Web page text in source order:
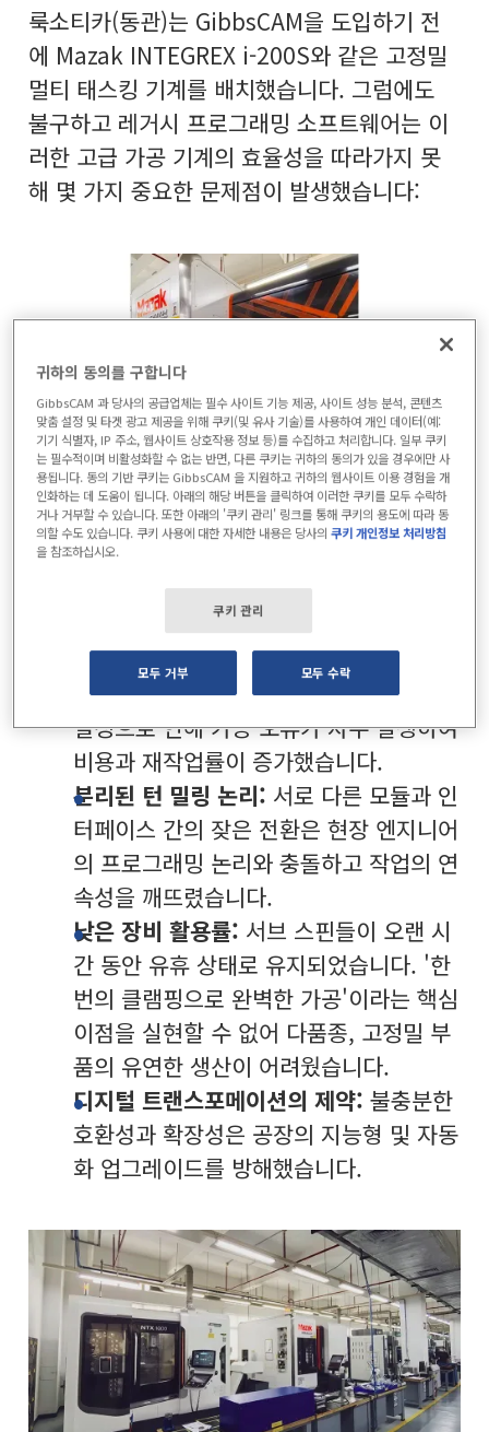
룩소티카(동관)는 GibbsCAM을 도입하기 전
에 Mazak INTEGREX i-200S와 같은 고정밀
멀티 태스킹 기계를 배치했습니다. 그럼에도
불구하고 레거시 프로그래밍 소프트웨어는 이
러한 고급 가공 기계의 효율성을 따라가지 못
해 몇 가지 중요한 문제점이 발생했습니다:
Luxottica에 새로 설치된 Mazak 5축 MTM 기계
복잡한 프로그램 복잡성:중첩된 대화 상
자가 과도하게 많아 파라미터 설정이 복잡
하고 학습 곡선이 길며 디버깅에 많은 시
간이 소요되었습니다. 누락되거나 잘못된
설정으로 인해 가공 오류가 자주 발생하여
비용과 재작업률이 증가했습니다.
분리된 턴 밀링 논리: 서로 다른 모듈과 인
터페이스 간의 잦은 전환은 현장 엔지니어
의 프로그래밍 논리와 충돌하고 작업의 연
속성을 깨뜨렸습니다.
낮은 장비 활용률: 서브 스핀들이 오랜 시
간 동안 유휴 상태로 유지되었습니다. '한
번의 클램핑으로 완벽한 가공'이라는 핵심
이점을 실현할 수 없어 다품종, 고정밀 부
품의 유연한 생산이 어려웠습니다.
디지털 트랜스포메이션의 제약: 불충분한
호환성과 확장성은 공장의 지능형 및 자동
화 업그레이드를 방해했습니다.
귀하의 동의를 구합니다
GibbsCAM 과 당사의 공급업체는 필수 사이트 기능 제공, 사이트 성능 분석, 콘텐츠
맞춤 설정 및 타겟 광고 제공을 위해 쿠키(및 유사 기술)를 사용하여 개인 데이터(예:
기기 식별자, IP 주소, 웹사이트 상호작용 정보 등)를 수집하고 처리합니다. 일부 쿠키
는 필수적이며 비활성화할 수 없는 반면, 다른 쿠키는 귀하의 동의가 있을 경우에만 사
용됩니다. 동의 기반 쿠키는 GibbsCAM 을 지원하고 귀하의 웹사이트 이용 경험을 개
인화하는 데 도움이 됩니다. 아래의 해당 버튼을 클릭하여 이러한 쿠키를 모두 수락하
거나 거부할 수 있습니다. 또한 아래의 '쿠키 관리' 링크를 통해 쿠키의 용도에 따라 동
의할 수도 있습니다. 쿠키 사용에 대한 자세한 내용은 당사의쿠키 개인정보 처리방침
을 참조하십시오.
쿠키 관리
모두 거부 모두 수락